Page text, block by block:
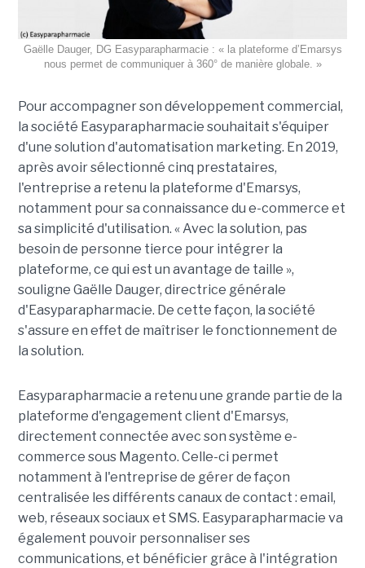
Gaëlle Dauger, DG Easyparapharmacie : « la plateforme d’Emarsys
nous permet de communiquer à 360° de manière globale. »
Pour accompagner son développement commercial,
la société Easyparapharmacie souhaitait s'équiper
d'une solution d'automatisation marketing. En 2019,
après avoir sélectionné cinq prestataires,
l'entreprise a retenu la plateforme d'Emarsys,
notamment pour sa connaissance du e-commerce et
sa simplicité d'utilisation. « Avec la solution, pas
besoin de personne tierce pour intégrer la
plateforme, ce qui est un avantage de taille »,
souligne Gaëlle Dauger, directrice générale
d'Easyparapharmacie. De cette façon, la société
s'assure en effet de maîtriser le fonctionnement de
la solution.
Easyparapharmacie a retenu une grande partie de la
plateforme d'engagement client d'Emarsys,
directement connectée avec son système e-
commerce sous Magento. Celle-ci permet
notamment à l'entreprise de gérer de façon
centralisée les différents canaux de contact : email,
web, réseaux sociaux et SMS. Easyparapharmacie va
également pouvoir personnaliser ses
communications, et bénéficier grâce à l'intégration